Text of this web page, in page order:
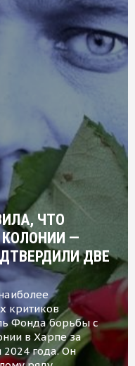
ЧТО
КОЛОНИИ —
ДВЕ
критиков
Фонда борьбы с
в Харпе за
года. Он